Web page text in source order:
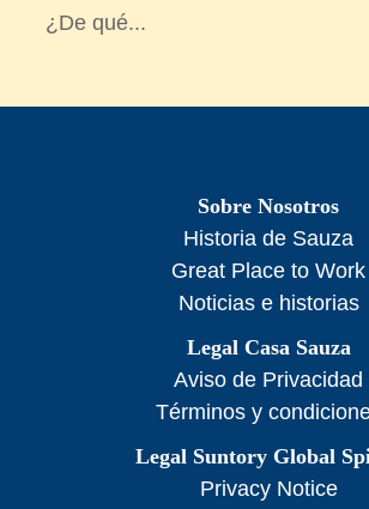
¿De qué...
Sobre Nosotros
Historia de Sauza
Great Place to Work
Noticias e historias
Legal Casa Sauza
Aviso de Privacidad
Términos y
Legal Suntory Global
Privacy Notice